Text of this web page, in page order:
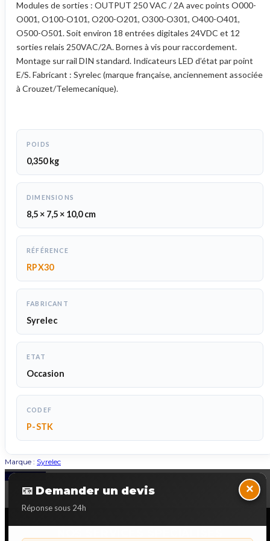
Modules de sorties : OUTPUT 250 VAC / 2A avec points O000-
O001, O100-O101, O200-O201, O300-O301, O400-O401,
O500-O501. Soit environ 18 entrées digitales 24VDC et 12
sorties relais 250VAC/2A. Bornes à vis pour raccordement.
Montage sur rail DIN standard. Indicateurs LED d’état par point
E/S. Fabricant : Syrelec (marque française, anciennement associée
à Crouzet/Telemecanique).
POIDS
0,350 kg
DIMENSIONS
8,5 × 7,5 × 10,0 cm
RÉFÉRENCE
RPX30
FABRICANT
Syrelec
ETAT
Occasion
CODEF
P-STK
Marque : Syrelec
📧 Demander un devis
Réponse sous 24h
×
Back to Top